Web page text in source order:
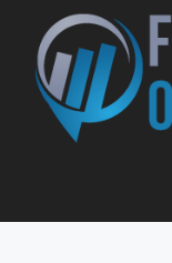
Inhalt
springen